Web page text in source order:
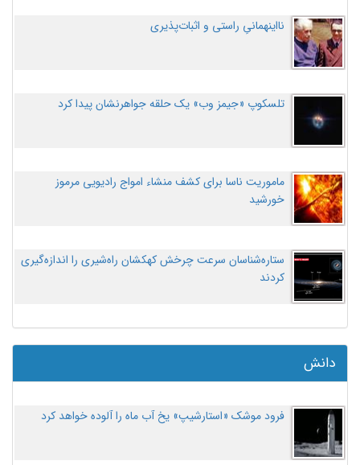
نااینهمانیِ راستی و اثبات‌پذیری
تلسکوپ «جیمز وب» یک حلقه جواهرنشان پیدا کرد
ماموریت ناسا برای کشف منشاء امواج رادیویی مرموز
خورشید
ستاره‌شناسان سرعت چرخش کهکشان راه‌شیری را اندازه‌گیری
کردند
دانش
فرود موشک «استارشیپ» یخ آب ماه را آلوده خواهد کرد